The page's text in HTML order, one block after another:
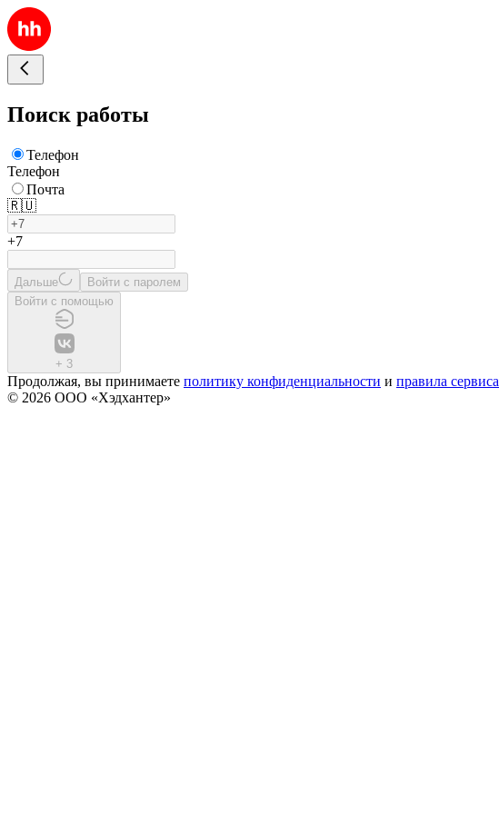
Поиск работы
Телефон
Телефон
Почта
🇷🇺
+7
Дальше
Войти с паролем
Войти с помощью
+ 3
Продолжая, вы принимаете политику конфиденциальности и правила сервиса
© 2026 ООО «Хэдхантер»